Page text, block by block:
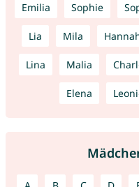
Emilia Sophie
Lia Mila
Lina Malia
Elena